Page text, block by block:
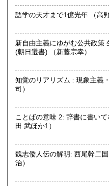
不死鳥BOOKSでは、書籍だ
ゲーム、おもちゃ、骨董品ま
きます。店主が、日本全国
取り扱い分野
国書、サブカルチャー、古書
オールジャンル
語学の天才ま
新自由主義にゆがむ公共政策
(朝日選書) （新藤宗幸）
知覚のリアリズム : 現象主義・相対
司）
ことばの意味 2: 辞書に書いて
田 武ほか1）
魏志倭人伝の解明: 西尾幹二国民の
治）